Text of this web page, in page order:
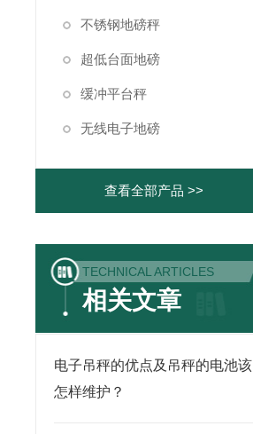
不锈钢地磅秤
超低台面地磅
缓冲平台秤
无线电子地磅
查看全部产品 >>
TECHNICAL ARTICLES
相关文章
电子吊秤的优点及吊秤的电池该
怎样维护？